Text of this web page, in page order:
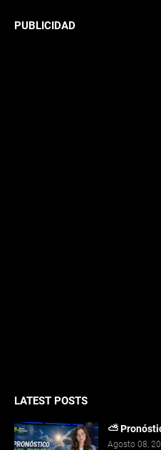
PUBLICIDAD
LATEST POSTS
⛅
Agosto 08,